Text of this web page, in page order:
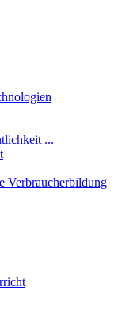
...
Verbraucherbildung